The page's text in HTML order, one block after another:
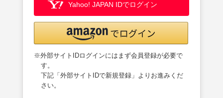
Yahoo! JAPAN IDでログイン
※外部サイトIDログインにはまず会員登録が必要で
す。
下記「外部サイトIDで新規登録」よりお進みくだ
さい。